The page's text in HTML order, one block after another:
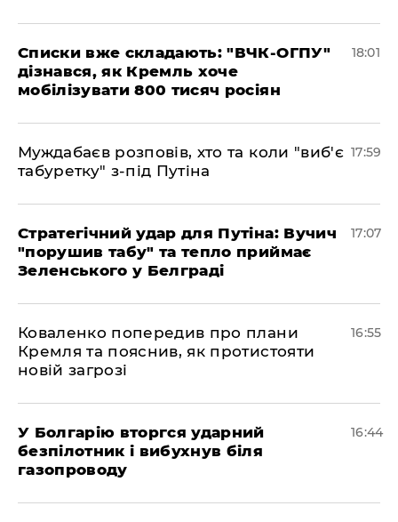
Списки вже складають: "ВЧК-ОГПУ"
дізнався, як Кремль хоче
мобілізувати 800 тисяч росіян
18:01
Муждабаєв розповів, хто та коли "виб'є
табуретку" з-під Путіна
17:59
Стратегічний удар для Путіна: Вучич
"порушив табу" та тепло приймає
Зеленського у Белграді
17:07
Коваленко попередив про плани
Кремля та пояснив, як протистояти
новій загрозі
16:55
У Болгарію вторгся ударний
безпілотник і вибухнув біля
газопроводу
16:44